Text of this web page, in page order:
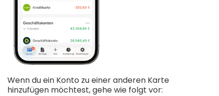
Wenn du ein Konto zu einer anderen Karte
hinzufügen möchtest, gehe wie folgt vor: